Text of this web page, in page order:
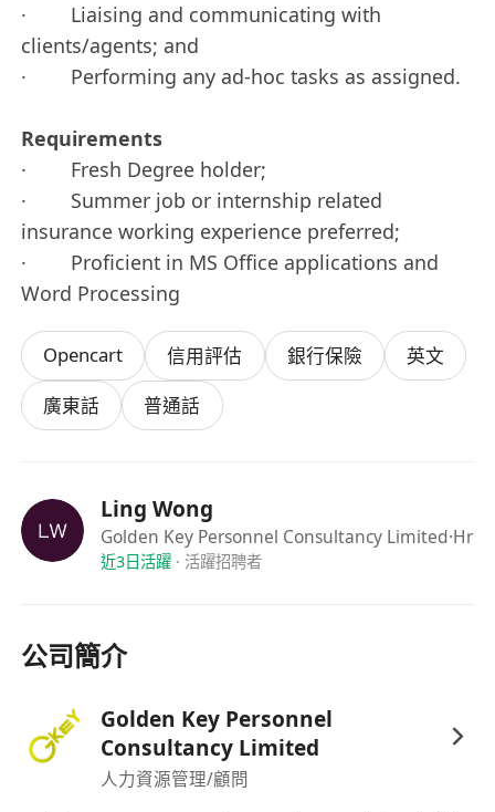
· Liaising and communicating with
clients/agents; and
· Performing any ad-hoc tasks as assigned.
Requirements
· Fresh Degree holder;
· Summer job or internship related
insurance working experience preferred;
· Proficient in MS Office applications and
Word Processing
Opencart 信用評估 銀行保險
英文
廣東話
普通話
Ling Wong
Golden Key Personnel Consultancy Limited·Hr
近3日活躍· 活躍招聘者
公司簡介
Golden Key Personnel
Consultancy Limited
人力資源管理/顧問